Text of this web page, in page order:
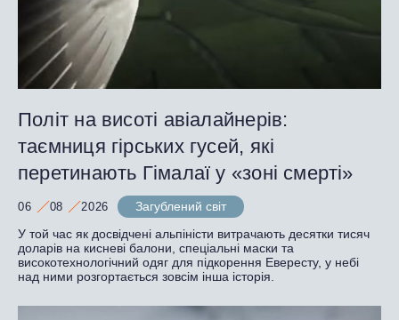
Політ на висоті авіалайнерів:
таємниця гірських гусей, які
перетинають Гімалаї у «зоні смерті»
06 08 2026
Загублений світ
У той час як досвідчені альпіністи витрачають десятки тисяч
доларів на кисневі балони, спеціальні маски та
високотехнологічний одяг для підкорення Евересту, у небі
над ними розгортається зовсім інша історія.